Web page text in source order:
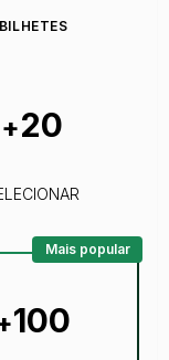
+20
100
Mais popular